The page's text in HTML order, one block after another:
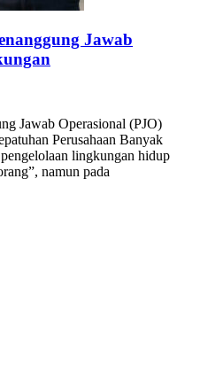
Jawab
Jawab Operasional (PJO)
Perusahaan Banyak
lingkungan hidup
namun pada